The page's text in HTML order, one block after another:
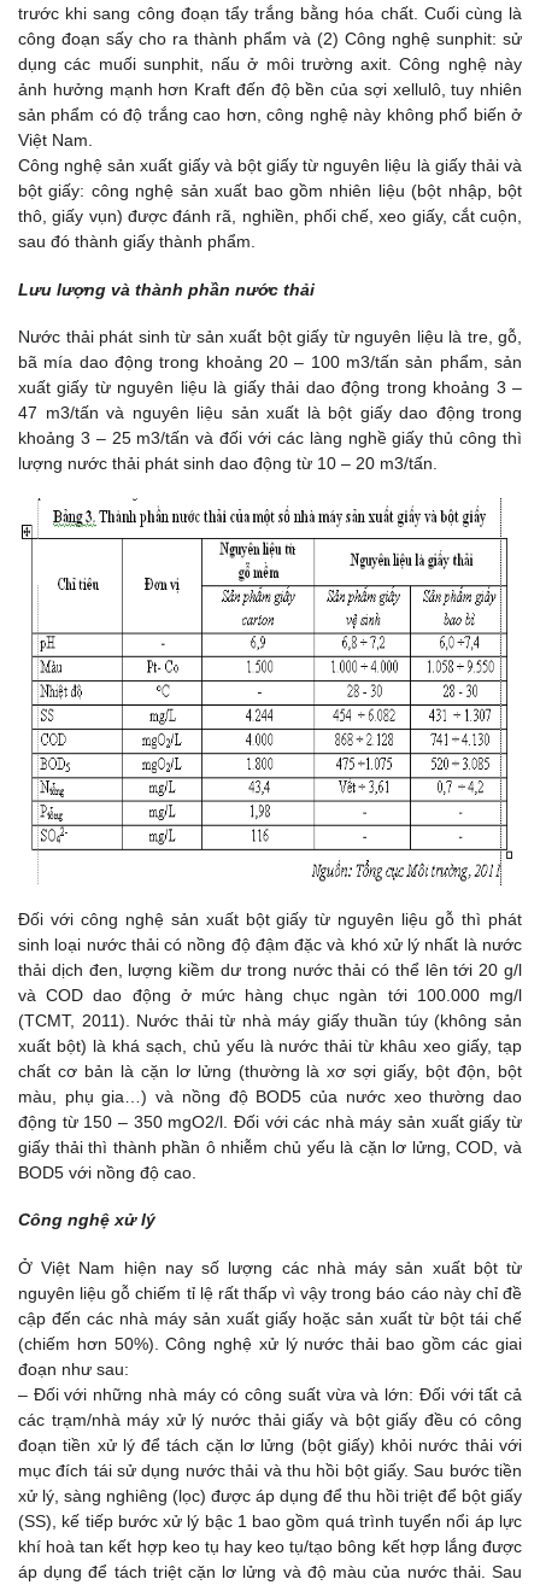
trước khi sang công đoạn tẩy trắng bằng hóa chất. Cuối cùng là
công đoạn sấy cho ra thành phẩm và (2) Công nghệ sunphit: sử
dụng các muối sunphit, nấu ở môi trường axit. Công nghệ này
ảnh hưởng mạnh hơn Kraft đến độ bền của sợi xellulô, tuy nhiên
sản phẩm có độ trắng cao hơn, công nghệ này không phổ biến ở
Việt Nam.
Công nghệ sản xuất giấy và bột giấy từ nguyên liệu là giấy thải và
bột giấy: công nghệ sản xuất bao gồm nhiên liệu (bột nhập, bột
thô, giấy vụn) được đánh rã, nghiền, phối chế, xeo giấy, cắt cuộn,
sau đó thành giấy thành phẩm.
Lưu lượng và thành phần nước thải
Nước thải phát sinh từ sản xuất bột giấy từ nguyên liệu là tre, gỗ,
bã mía dao động trong khoảng 20 – 100 m3/tấn sản phẩm, sản
xuất giấy từ nguyên liệu là giấy thải dao động trong khoảng 3 –
47 m3/tấn và nguyên liệu sản xuất là bột giấy dao động trong
khoảng 3 – 25 m3/tấn và đối với các làng nghề giấy thủ công thì
lượng nước thải phát sinh dao động từ 10 – 20 m3/tấn.
Đối với công nghệ sản xuất bột giấy từ nguyên liệu gỗ thì phát
sinh loại nước thải có nồng độ đậm đặc và khó xử lý nhất là nước
thải dịch đen, lượng kiềm dư trong nước thải có thể lên tới 20 g/l
và COD dao động ở mức hàng chục ngàn tới 100.000 mg/l
(TCMT, 2011). Nước thải từ nhà máy giấy thuần túy (không sản
xuất bột) là khá sạch, chủ yếu là nước thải từ khâu xeo giấy, tạp
chất cơ bản là cặn lơ lửng (thường là xơ sợi giấy, bột độn, bột
màu, phụ gia…) và nồng độ BOD5 của nước xeo thường dao
động từ 150 – 350 mgO2/l. Đối với các nhà máy sản xuất giấy từ
giấy thải thì thành phần ô nhiễm chủ yếu là cặn lơ lửng, COD, và
BOD5 với nồng độ cao.
Công nghệ xử lý
Ở Việt Nam hiện nay số lượng các nhà máy sản xuất bột từ
nguyên liệu gỗ chiếm tỉ lệ rất thấp vì vậy trong báo cáo này chỉ đề
cập đến các nhà máy sản xuất giấy hoặc sản xuất từ bột tái chế
(chiếm hơn 50%). Công nghệ xử lý nước thải bao gồm các giai
đoạn như sau:
– Đối với những nhà máy có công suất vừa và lớn: Đối với tất cả
các trạm/nhà máy xử lý nước thải giấy và bột giấy đều có công
đoạn tiền xử lý để tách cặn lơ lửng (bột giấy) khỏi nước thải với
mục đích tái sử dụng nước thải và thu hồi bột giấy. Sau bước tiền
xử lý, sàng nghiêng (lọc) được áp dụng để thu hồi triệt để bột giấy
(SS), kế tiếp bước xử lý bậc 1 bao gồm quá trình tuyển nổi áp lực
khí hoà tan kết hợp keo tụ hay keo tụ/tạo bông kết hợp lắng được
áp dụng để tách triệt cặn lơ lửng và độ màu của nước thải. Sau